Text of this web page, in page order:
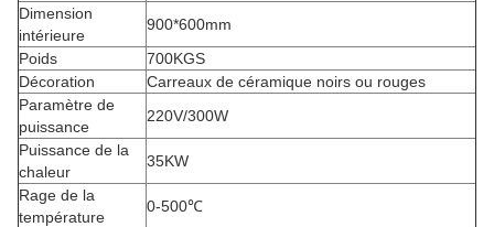
Dimension
intérieure
900*600mm
Poids
700KGS
Décoration
Carreaux de céramique noirs ou rouges
Paramètre de
puissance
220V/300W
Puissance de la
chaleur
35KW
Rage de la
température
0-500℃